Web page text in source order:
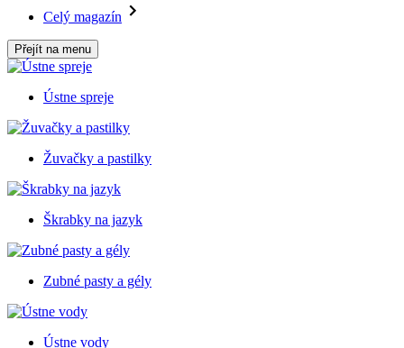
Celý magazín
Přejít na menu
Ústne spreje
Žuvačky a pastilky
Škrabky na jazyk
Zubné pasty a gély
Ústne vody